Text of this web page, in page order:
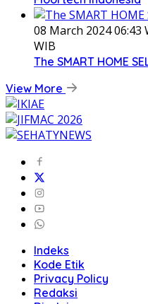
08 March 2024 06:43
WIB
The SMART HOME
View More
Indeks
Kode Etik
Privacy Policy
Redaksi